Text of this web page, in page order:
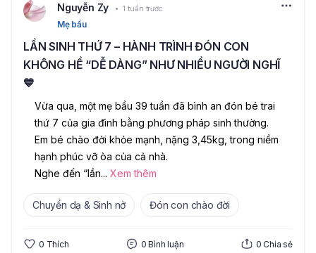
Nguyễn Zy 1 tuần trước
Mẹ bầu
LẦN SINH THỨ 7 – HÀNH TRÌNH ĐÓN CON
KHÔNG HỀ “DỄ DÀNG” NHƯ NHIỀU NGƯỜI NGHĨ
💙
Vừa qua, một mẹ bầu 39 tuần đã bình an đón bé trai
thứ 7 của gia đình bằng phương pháp sinh thường.
Em bé chào đời khỏe mạnh, nặng 3,45kg, trong niềm
hạnh phúc vỡ òa của cả nhà.
Nghe đến “lần... Xem thêm
Chuyển dạ & Sinh nở Đón con chào đời
0 Thích 0 Bình luận 0 Chia sẻ